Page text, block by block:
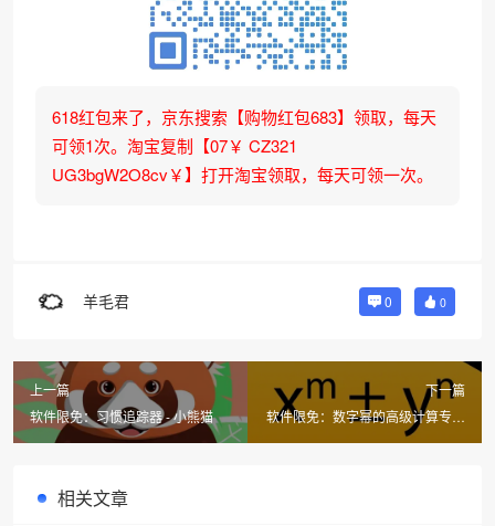
618红包来了，京东搜索【购物红包683】领取，每天
可领1次。淘宝复制【07￥ CZ321
UG3bgW2O8cv￥】打开淘宝领取，每天可领一次。
羊毛君 0 0
上一篇
软件限免：习惯追踪器 - 小熊猫
下一篇
软件限免：数字幂的高级计算专业
相关文章